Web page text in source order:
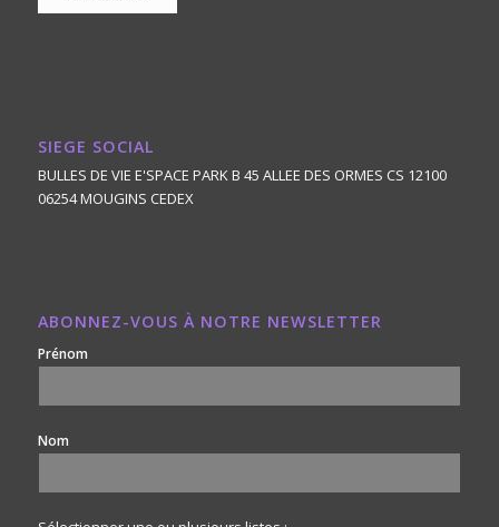
SIEGE SOCIAL
BULLES DE VIE E'SPACE PARK B 45 ALLEE DES ORMES CS 12100
06254 MOUGINS CEDEX
ABONNEZ-VOUS À NOTRE NEWSLETTER
Prénom
Nom